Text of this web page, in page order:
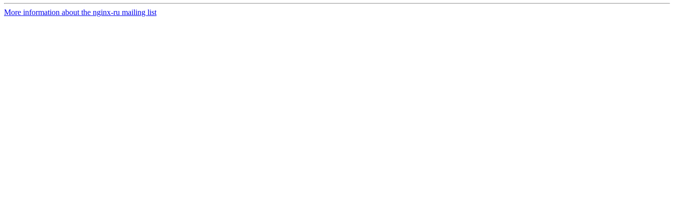
More information about the nginx-ru mailing list